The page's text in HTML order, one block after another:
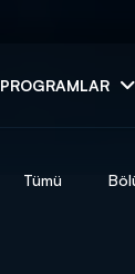
PROGRAMLAR
Tümü